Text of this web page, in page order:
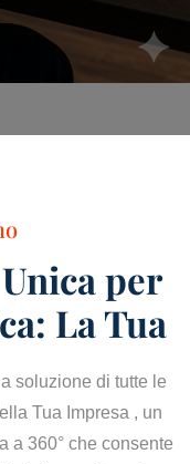
per
La Tua
soluzione di tutte le
Tua Impresa , un
a 360° che consente